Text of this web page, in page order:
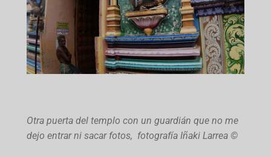
Otra puerta del templo con un guardián que no me
dejo entrar ni sacar fotos, fotografía Iñaki Larrea ©